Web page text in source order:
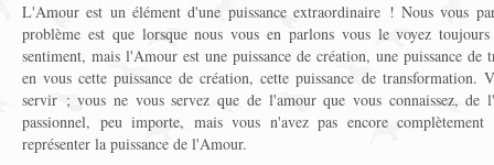
L'Amour est un élément d'une puissance extraordinaire ! Nous vous
problème est que lorsque nous vous en parlons vous le voyez
sentiment, mais l'Amour est une puissance de création, une puissance de
en vous cette puissance de création, cette puissance de transformation.
servir ; vous ne vous servez que de l'amour que vous connaissez, de
passionnel, peu importe, mais vous n'avez pas encore
représenter la puissance de l'Amour.